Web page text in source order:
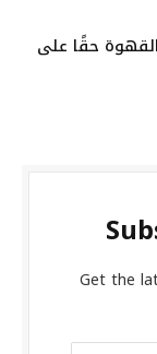
حقًا على
Get the